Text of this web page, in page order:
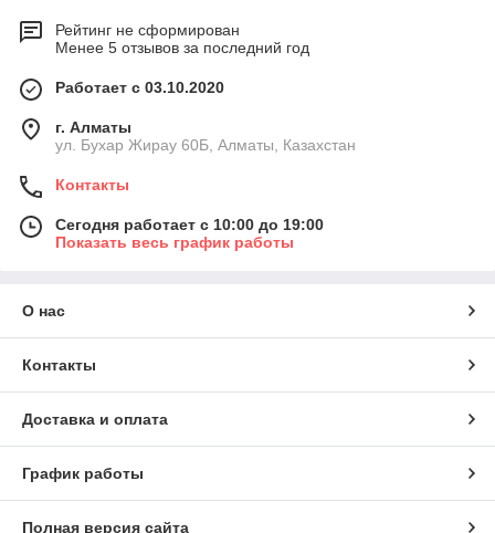
Рейтинг не сформирован
Менее 5 отзывов за последний год
Работает с 03.10.2020
г. Алматы
ул. Бухар Жирау 60Б, Алматы, Казахстан
Контакты
Сегодня работает с 10:00 до 19:00
Показать весь график работы
О нас
Контакты
Доставка и оплата
График работы
Полная версия сайта